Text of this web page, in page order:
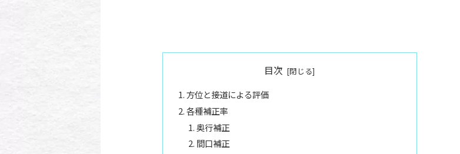
目次
方位と接道による評価
各種補正率
奥行補正
間口補正